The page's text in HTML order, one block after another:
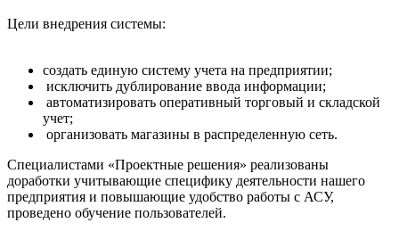
Цели внедрения системы:
создать единую систему учета на предприятии;
исключить дублирование ввода информации;
автоматизировать оперативный торговый и складской
учет;
организовать магазины в распределенную сеть.
Специалистами «Проектные решения» реализованы
доработки учитывающие специфику деятельности нашего
предприятия и повышающие удобство работы с АСУ,
проведено обучение пользователей.